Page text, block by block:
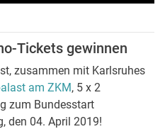
Tickets gewinnen
zusammen mit Karlsruhes
am ZKM, 5 x 2
zum Bundesstart
den 04. April 2019!